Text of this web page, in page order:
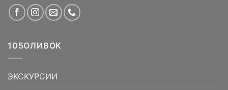
105ОЛИВОК
ЭКСКУРСИИ